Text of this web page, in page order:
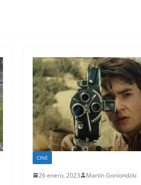
CINE
26 enero, 2023 Martín Goniondzki